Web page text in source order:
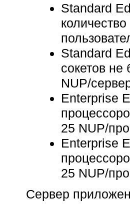
Standard
Standard
сокетов
NUP/
Enterprise
25 NUP/
Enterprise
25 NUP/
Сервер